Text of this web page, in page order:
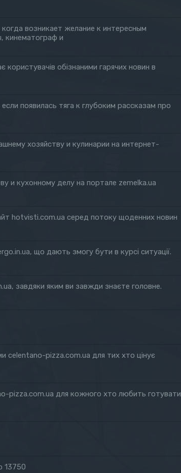
возникает желание к интересным
кинематограф и
обізнаними гарячих новин в
появилась тяга к глубоким рассказам про
хозяйству и кулинарии на интернет-
и кухонному делу на портале zemelka.ua
hotvisti.com.ua серед потоку щоденних новин
що дають змогу бути в курсі ситуації.
завдяки яким ви завжди знаєте головне.
celentano-pizza.com.ua для тих хто цінує
pizza.com.ua для кожного хто любить готувати
13750